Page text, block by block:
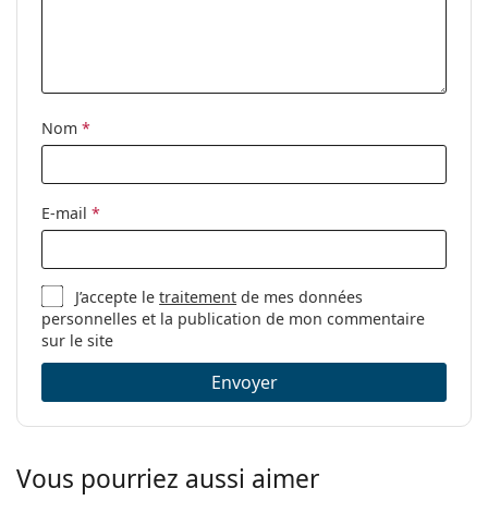
Nom *
E-mail *
J’accepte letraitement de mes données
personnelles et la publication de mon commentaire
sur le site
Envoyer
Vous pourriez aussi aimer